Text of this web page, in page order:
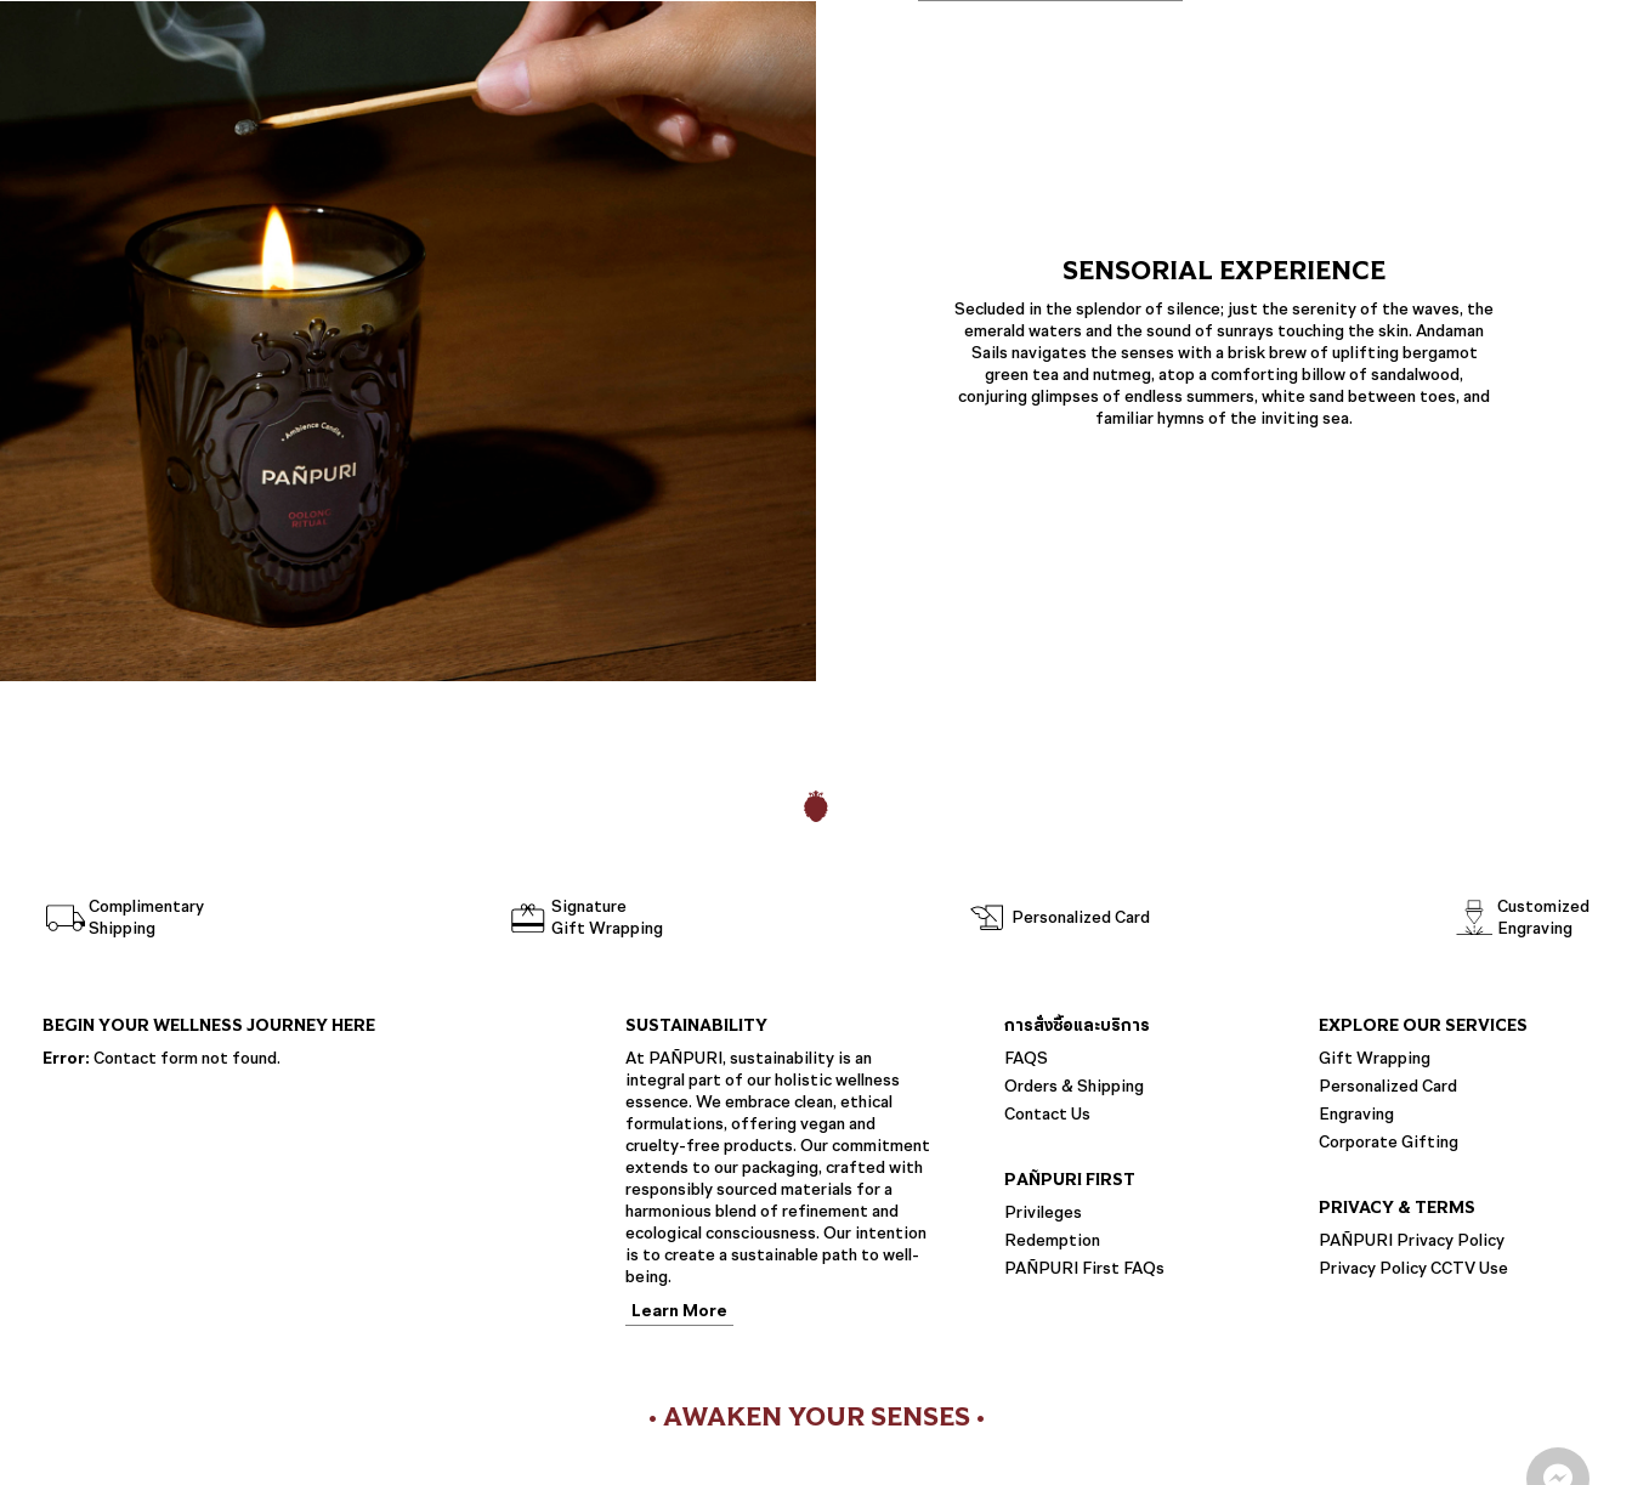
SENSORIAL EXPERIENCE
Secluded in the splendor of silence; just the serenity of the waves, the
emerald waters and the sound of sunrays touching the skin. Andaman
Sails navigates the senses with a brisk brew of uplifting bergamot
green tea and nutmeg, atop a comforting billow of sandalwood,
conjuring glimpses of endless summers, white sand between toes, and
familiar hymns of the inviting sea.
Complimentary
Shipping
Signature
Gift Wrapping
Personalized Card
Customized
Engraving
SUSTAINABILITY
At PAÑPURI, sustainability is an
integral part of our holistic wellness
essence. We embrace clean, ethical
formulations, offering vegan and
cruelty-free products. Our commitment
extends to our packaging, crafted with
responsibly sourced materials for a
harmonious blend of refinement and
ecological consciousness. Our intention
is to create a sustainable path to well-
being.
Learn More
การสั่งซื้อและบริการ
FAQS
Orders & Shipping
Contact Us
EXPLORE OUR SERVICES
Gift Wrapping
Personalized Card
Engraving
Corporate Gifting
PAÑPURI FIRST
Privileges
Redemption
PAÑPURI First FAQs
PRIVACY & TERMS
PAÑPURI Privacy Policy
Privacy Policy CCTV Use
BEGIN YOUR WELLNESS JOURNEY HERE
Error:Contact form not found.
• AWAKEN YOUR SENSES •